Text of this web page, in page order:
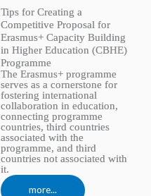
Tips for Creating a
Competitive Proposal for
Erasmus+ Capacity Building
in Higher Education (CBHE)
Programme
The Erasmus+ programme
serves as a cornerstone for
fostering international
collaboration in education,
connecting programme
countries, third countries
associated with the
programme, and third
countries not associated with
it.
more...